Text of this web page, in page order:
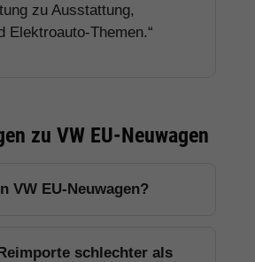
zu Ausstattung,
Elektroauto-Themen.“
zu VW EU-Neuwagen
VW EU-Neuwagen?
schlechter als